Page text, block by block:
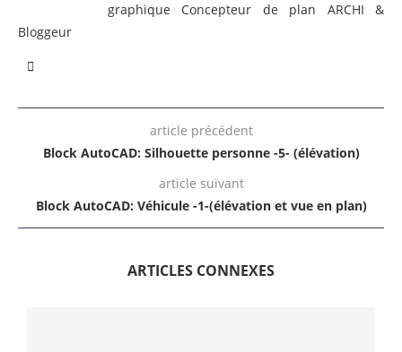
graphique Concepteur de plan ARCHI &
Bloggeur
article précédent
Block AutoCAD: Silhouette personne -5- (élévation)
article suivant
Block AutoCAD: Véhicule -1-(élévation et vue en plan)
ARTICLES CONNEXES